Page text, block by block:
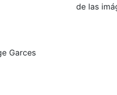
Garces
de las